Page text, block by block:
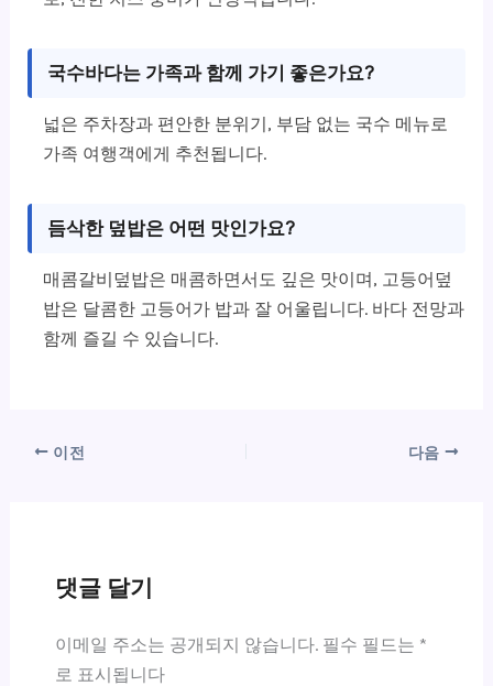
국수바다는 가족과 함께 가기 좋은가요?
넓은 주차장과 편안한 분위기, 부담 없는 국수 메뉴로
가족 여행객에게 추천됩니다.
듬삭한 덮밥은 어떤 맛인가요?
매콤갈비덮밥은 매콤하면서도 깊은 맛이며, 고등어덮
밥은 달콤한 고등어가 밥과 잘 어울립니다. 바다 전망과
함께 즐길 수 있습니다.
이전 다음
댓글 달기
이메일 주소는 공개되지 않습니다. 필수 필드는 *
로 표시됩니다